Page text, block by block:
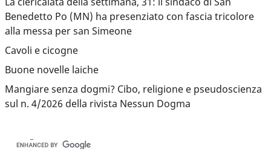
Benedetto Po (MN) ha presenziato con fascia tricolore
alla messa per san Simeone
Cavoli e cicogne
Buone novelle laiche
Mangiare senza dogmi? Cibo, religione e pseudoscienza
sul n. 4/2026 della rivista Nessun Dogma